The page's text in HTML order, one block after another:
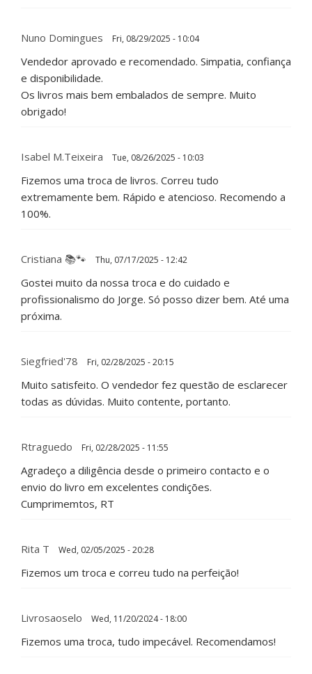
Nuno Domingues Fri, 08/29/2025 - 10:04
Vendedor aprovado e recomendado. Simpatia, confiança
e disponibilidade.
Os livros mais bem embalados de sempre. Muito
obrigado!
Isabel M.Teixeira Tue, 08/26/2025 - 10:03
Fizemos uma troca de livros. Correu tudo
extremamente bem. Rápido e atencioso. Recomendo a
100%.
Cristiana 📚🐾 Thu, 07/17/2025 - 12:42
Gostei muito da nossa troca e do cuidado e
profissionalismo do Jorge. Só posso dizer bem. Até uma
próxima.
Siegfried'78 Fri, 02/28/2025 - 20:15
Muito satisfeito. O vendedor fez questão de esclarecer
todas as dúvidas. Muito contente, portanto.
Rtraguedo Fri, 02/28/2025 - 11:55
Agradeço a diligência desde o primeiro contacto e o
envio do livro em excelentes condições.
Cumprimemtos, RT
Rita T Wed, 02/05/2025 - 20:28
Fizemos um troca e correu tudo na perfeição!
Livrosaoselo Wed, 11/20/2024 - 18:00
Fizemos uma troca, tudo impecável. Recomendamos!